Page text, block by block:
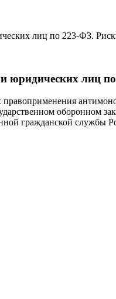
лиц по 223-ФЗ.
юридических лиц
оборонном
гражданской службы